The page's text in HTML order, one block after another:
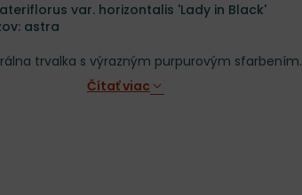
var. horizontalis 'Lady in Black'
astra
trvalka s výrazným purpurovým sfarbením.
Čítať viac